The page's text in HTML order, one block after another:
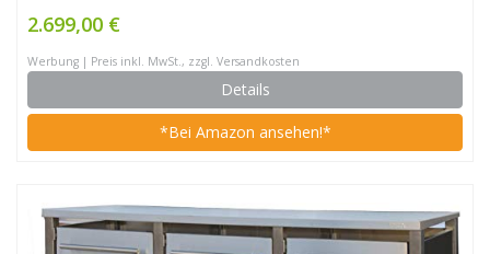
Pflanzenwanne, Edelstahl)
2.699,00 €
Werbung | Preis inkl. MwSt., zzgl. Versandkosten
Details
*Bei Amazon ansehen!*